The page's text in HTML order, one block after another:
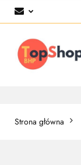
Strona główna